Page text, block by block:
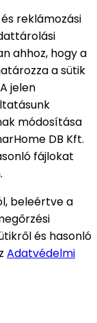
reklámozási
ahhoz, hogy a
a sütik
jelen
módosítása
DB Kft.
fájlokat
beleértve a
és hasonló
Adatvédelmi